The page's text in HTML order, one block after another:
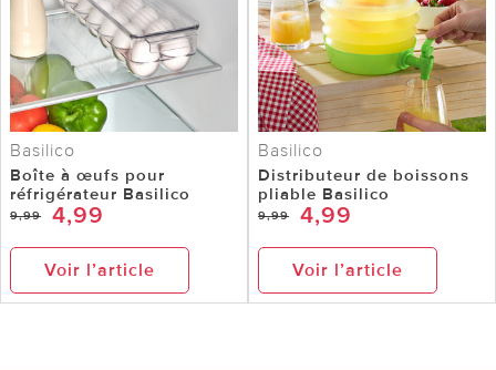
Basilico
Boîte à œufs pour
réfrigérateur Basilico
9,99 4,99
Voir l’article
Basilico
Distributeur de boissons
pliable Basilico
9,99 4,99
Voir l’article